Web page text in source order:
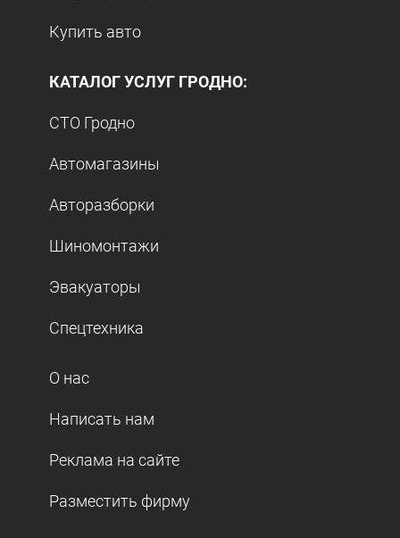
Купить авто
КАТАЛОГ УСЛУГ ГРОДНО:
СТО Гродно
Автомагазины
Авторазборки
Шиномонтажи
Эвакуаторы
Спецтехника
О нас
Написать нам
Реклама на сайте
Разместить фирму